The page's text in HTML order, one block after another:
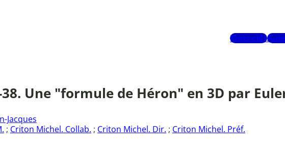
Mots-clés
38. Une "formule de Héron" en 3D par
Jacques
; Criton Michel. Collab. ; Criton Michel. Dir. ; Criton Michel. Préf.